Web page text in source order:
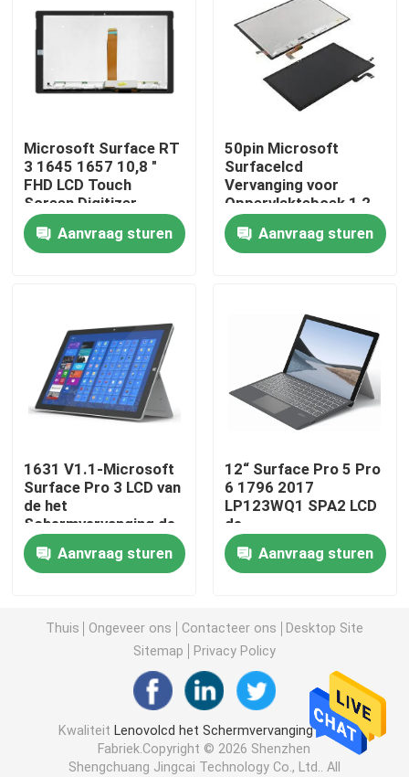
Ongeveer ons
Fabrieksreis
Contacteer ons
Verzoek om een Citaat
Het Schermvervanging van Dell LCD
Het Schermvervanging van HP LCD
Het Schermvervanging van Acer LCD
Macbooklcd het Schermvervanging
Asuslcd het Schermvervanging
Samsung-Laptop LCD het Schermvervanging
Laptop het LEIDENE Scherm
Microsoft Surface RT
3 1645 1657 10,8 "
FHD LCD Touch
Screen Digitizer
Assembly
Aanvraag sturen
50pin Microsoft
Surfacelcd
Vervanging voor
Oppervlakteboek 1 2
1703 1704
3000x2000-IPS EIV
Aanvraag sturen
1631 V1.1-Microsoft
Surface Pro 3 LCD van
de het
Schermvervanging de
Vervanging van de
Touch
screenbecijferaar
Aanvraag sturen
12“ Surface Pro 5 Pro
6 1796 2017
LP123WQ1 SPA2 LCD
de
Aanrakingsassemblage
van het
Schermvervanging
Aanvraag sturen
Thuis Ongeveer ons Contacteer ons
Desktop Site
Sitemap
Privacy Policy
Kwaliteit Lenovolcd het SchermvervangingChina
Fabriek.Copyright © 2026 Shenzhen
Shengchuang Jingcai Technology Co., Ltd.. All